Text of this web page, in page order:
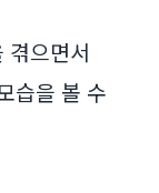
겪으면서
습을 볼 수